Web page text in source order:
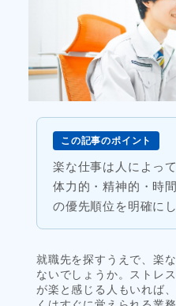
この記事のポイント
楽な仕事は人によっ
体力的・精神的・時
の優先順位を明確に
就職先を探すうえで、楽
ないでしょうか。ストレ
が楽と感じる人もいれば